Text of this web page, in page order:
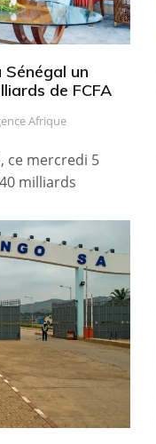
un
de FCFA
Afrique
ce mercredi 5
milliards